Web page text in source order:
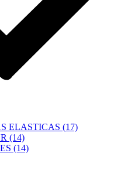
ELASTICAS (17)
(14)
(14)